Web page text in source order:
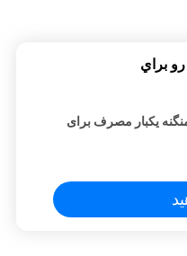
براي
یکبار مصرف برای